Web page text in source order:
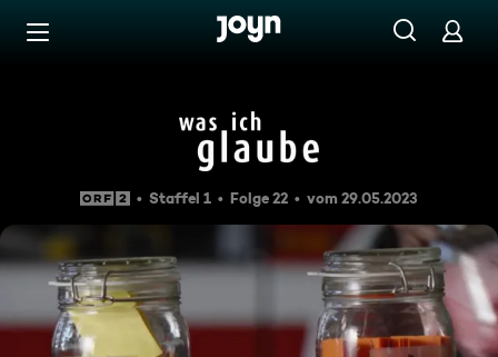
Zum Inhalt springen
Was ich glaube: Was
Staffel 1 Folge 22 vom 29.05.2023